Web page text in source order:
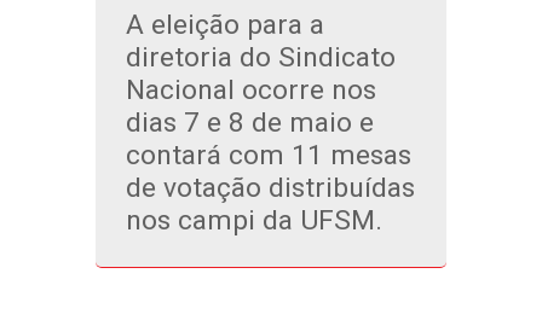
A eleição para a
diretoria do Sindicato
Nacional ocorre nos
dias 7 e 8 de maio e
contará com 11 mesas
de votação distribuídas
nos campi da UFSM.